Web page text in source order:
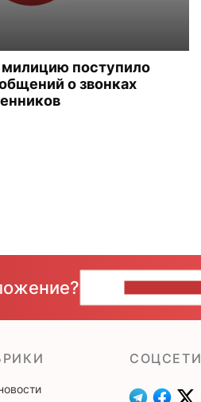
поступило
о звонках
CОЦСЕТИ